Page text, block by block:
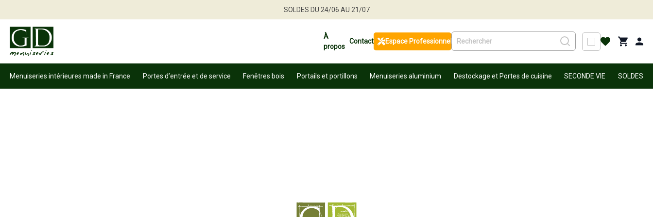
SOLDES DU 24/06 AU 21/07
Profitez en vite
À
propos
Contact Espace Professionnel
Menuiseries intérieures made in France Portes d’entrée et de service Fenêtres bois Portails et portillons Menuiseries aluminium Destockage et Portes de cuisine SECONDE VIE SOLDES